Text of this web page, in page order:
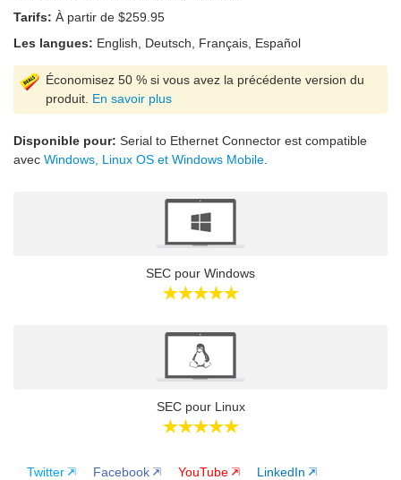
Tarifs: À partir de $259.95
Les langues: English, Deutsch, Français, Español
Économisez 50 % si vous avez la précédente version du
produit. En savoir plus
Disponible pour: Serial to Ethernet Connector est compatible
avec Windows, Linux OS et Windows Mobile
SEC pour Windows
SEC pour Linux
Twitter Facebook YouTube LinkedIn